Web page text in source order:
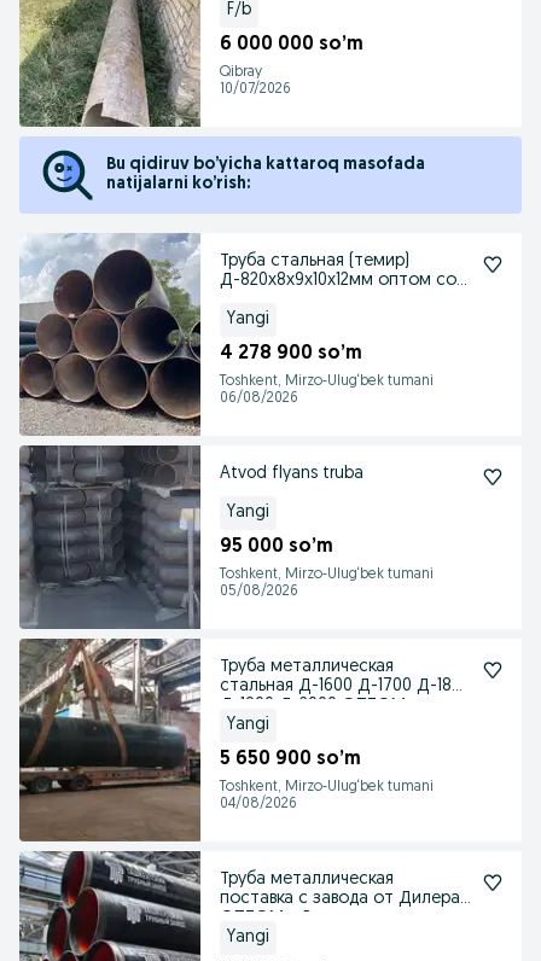
F/b
6 000 000 so’m
Qibray
10/07/2026
Bu qidiruv bo’yicha kattaroq masofada
natijalarni ko’rish:
Труба стальная (темир)
Д-820х8х9х10х12мм оптом со
Yangi
4 278 900 so’m
Toshkent, Mirzo-Ulug‘bek tumani
06/08/2026
Atvod flyans truba
Yangi
95 000 so’m
Toshkent, Mirzo-Ulug‘bek tumani
05/08/2026
Труба металлическая
стальная Д-1600 Д-1700 Д-1800
Yangi
5 650 900 so’m
Toshkent, Mirzo-Ulug‘bek tumani
04/08/2026
Труба металлическая
поставка с завода от Дилера
Yangi